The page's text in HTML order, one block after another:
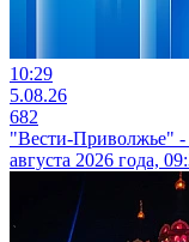
10:29
5.08.26
682
"Вести-Приволжье" -
августа 2026 года,